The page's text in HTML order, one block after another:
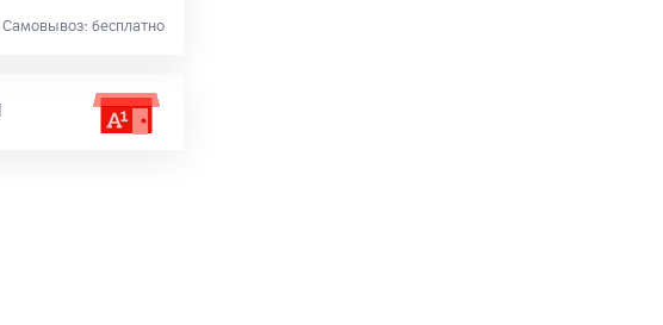
Самовывоз: бесплатно